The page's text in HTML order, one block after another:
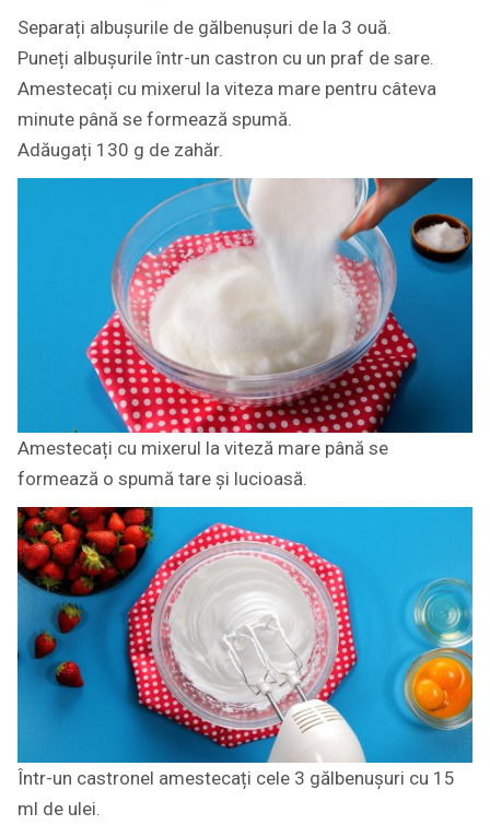
Separați albușurile de gălbenușuri de la 3 ouă.
Puneți albușurile într-un castron cu un praf de sare.
Amestecați cu mixerul la viteza mare pentru câteva
minute până se formează spumă.
Adăugați 130 g de zahăr.
Amestecați cu mixerul la viteză mare până se
formează o spumă tare și lucioasă.
Într-un castronel amestecați cele 3 gălbenușuri cu 15
ml de ulei.